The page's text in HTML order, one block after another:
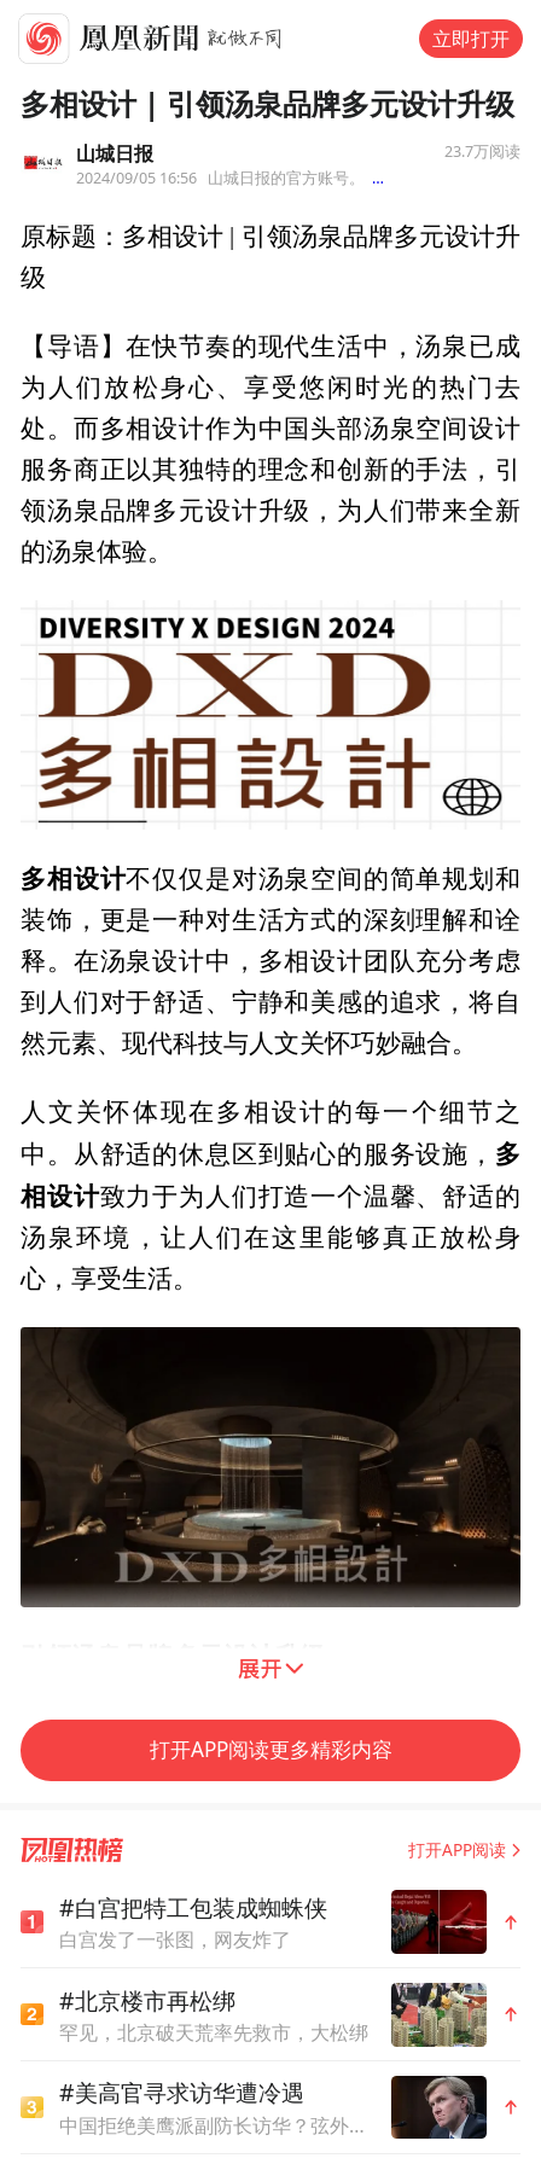
立即打开
多相设计 | 引领汤泉品牌多元设计升级
山城日报
2024/09/05 16:56 山城日报的官方账号。 来自北京
23.7万阅读
原标题：多相设计 | 引领汤泉品牌多元设计升
级
【导语】在快节奏的现代生活中，汤泉已成
为人们放松身心、享受悠闲时光的热门去
处。而多相设计作为中国头部汤泉空间设计
服务商正以其独特的理念和创新的手法，引
领汤泉品牌多元设计升级，为人们带来全新
的汤泉体验。
多相设计不仅仅是对汤泉空间的简单规划和
装饰，更是一种对生活方式的深刻理解和诠
释。在汤泉设计中，多相设计团队充分考虑
到人们对于舒适、宁静和美感的追求，将自
然元素、现代科技与人文关怀巧妙融合。
人文关怀体现在多相设计的每一个细节之
中。从舒适的休息区到贴心的服务设施， 多
相设计致力于为人们打造一个温馨、舒适的
汤泉环境，让人们在这里能够真正放松身
心，享受生活。
引领汤泉品牌多元设计升级
提升品牌形象
牌注入了新的活力和魅力。高品质的汤泉空
牌的知名度和美誉度。
增加消费者满意度
泉环境，以及贴心的服务设施，能够让消费
者在汤泉中得到更好的体验，从而增加消费
打开APP阅读更多精彩内容
打开APP阅读
#白宫把特工包装成蜘蛛侠
白宫发了一张图，网友炸了
#北京楼市再松绑
罕见，北京破天荒率先救市，大松绑
#美高官寻求访华遭冷遇
中国拒绝美鹰派副防长访华？弦外之音被热议